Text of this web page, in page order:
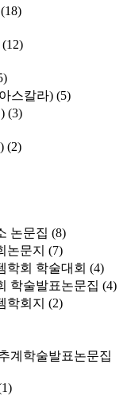
(18)
(12)
스칼라) (5)
(3)
(2)
논문집 (8)
논문지 (7)
학회 학술대회 (4)
학술발표논문집 (4)
학회지 (2)
계학술발표논문집